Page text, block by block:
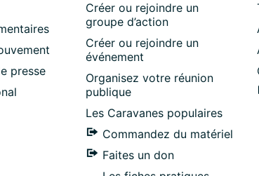
presse
Créer ou rejoindre un
groupe d’action
Créer ou rejoindre un
événement
Organisez votre réunion
publique
Les Caravanes populaires
Commandez du matériel
Faites un don